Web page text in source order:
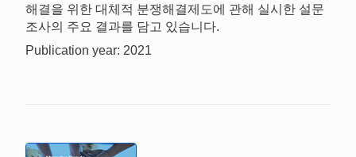
해결을 위한 대체적 분쟁해결제도에 관해 실시한 설문
조사의 주요 결과를 담고 있습니다.
Publication year: 2021